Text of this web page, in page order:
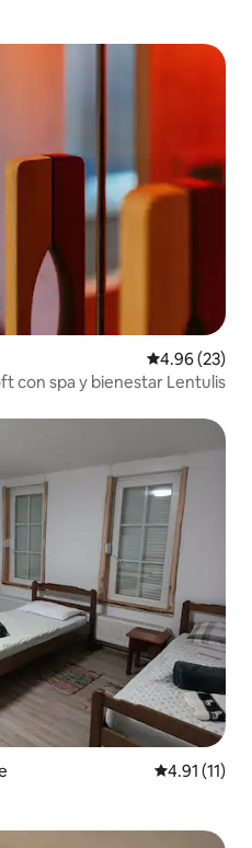
Calificación
4.96 (23)
con spa y bienestar Lentulis
Calificación
4.91 (11)